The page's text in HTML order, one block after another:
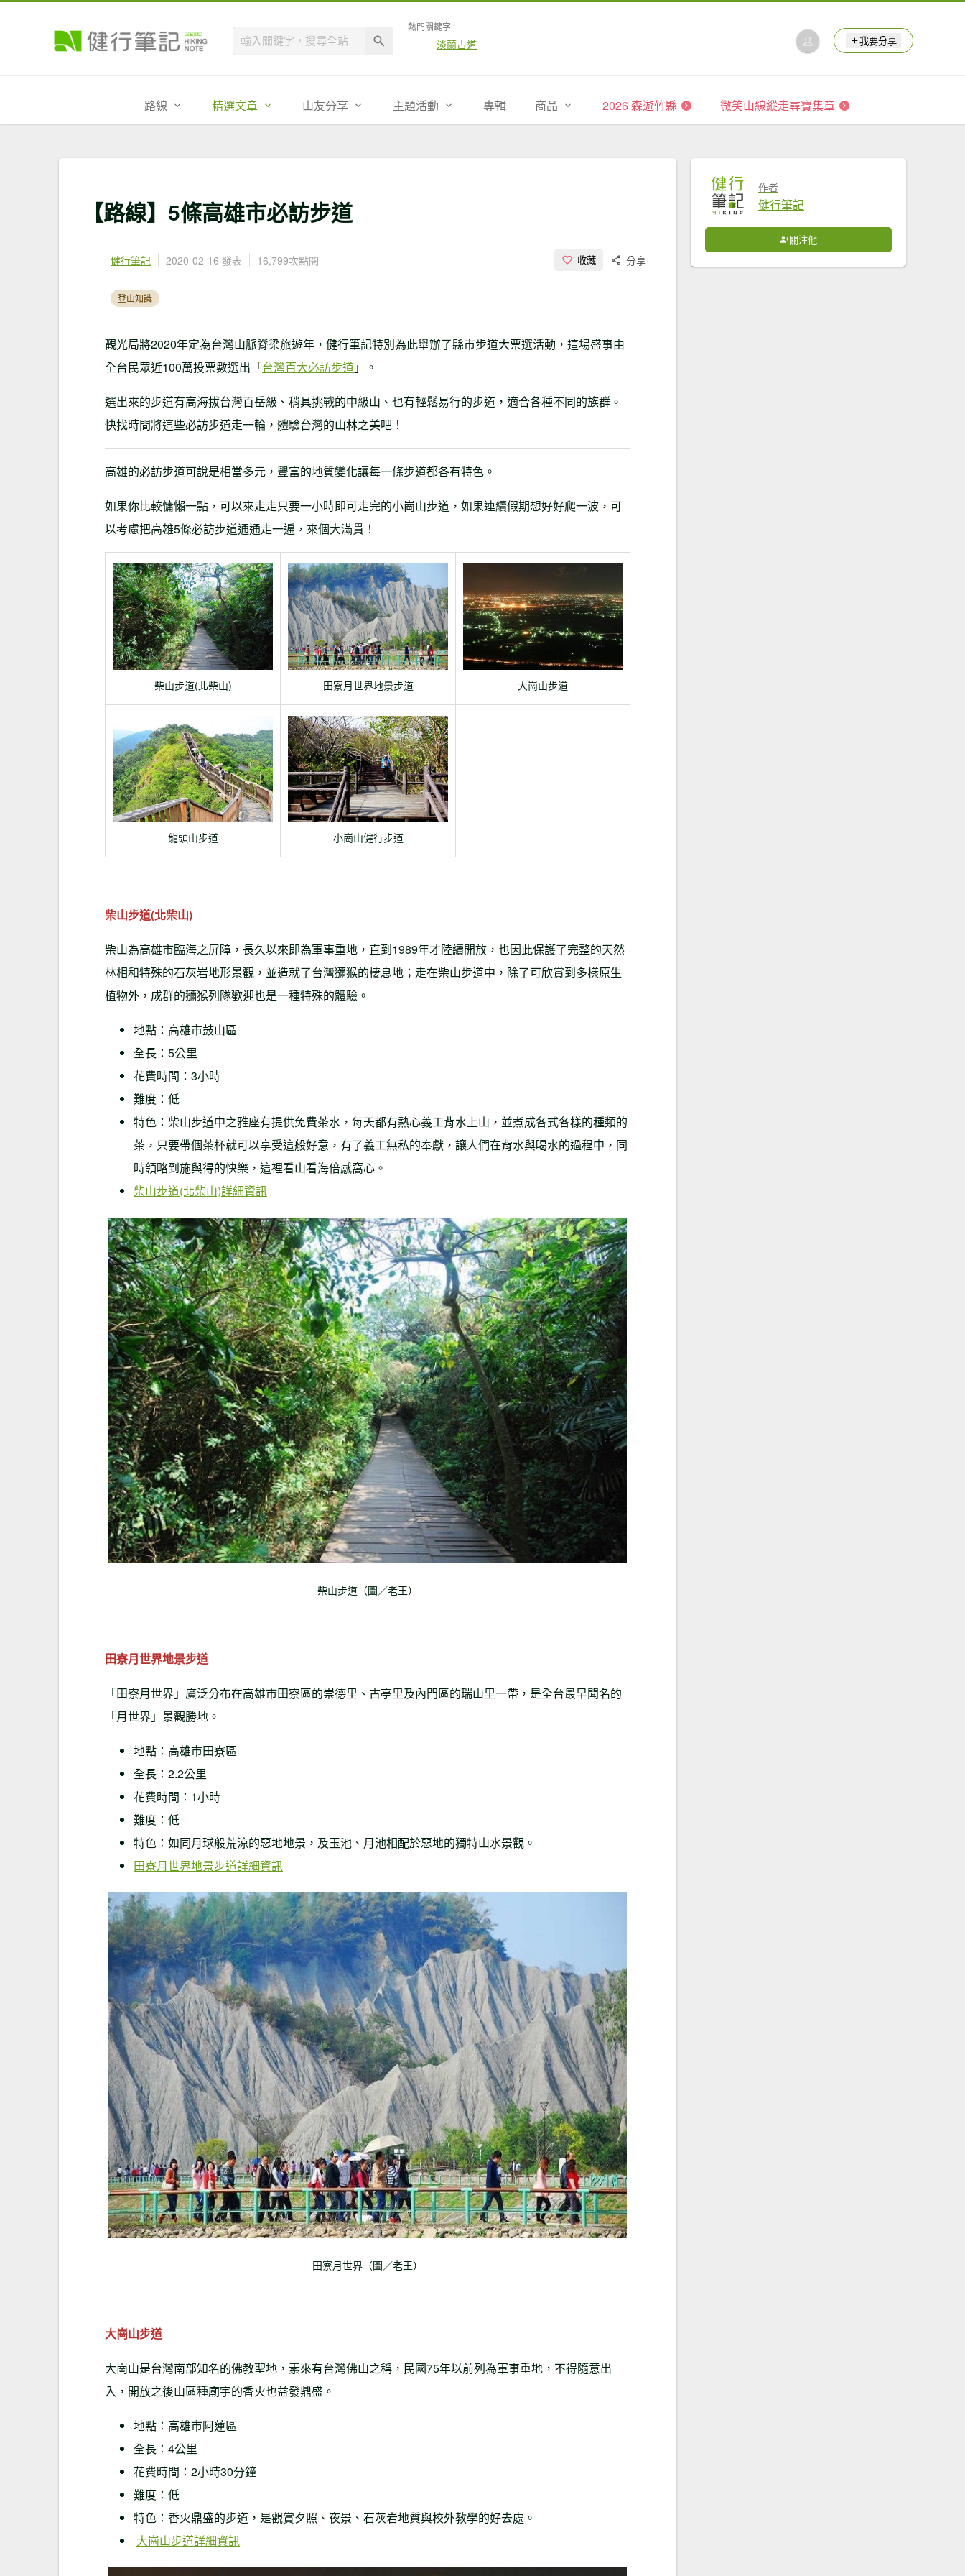
熱門關鍵字
淡蘭古道 我要分享
路線 精選文章 山友分享 主題活動 專輯 商品 2026 森遊竹縣 微笑山線縱走尋寶集章
【路線】5條高雄市必訪步道
健行筆記 2020-02-16 發表 16,799次點閱 收藏 分享
登山知識
觀光局將2020年定為台灣山脈脊梁旅遊年，健行筆記特別為此舉辦了縣市步道大票選活動，這場盛事由
全台民眾近100萬投票數選出「台灣百大必訪步道」。
選出來的步道有高海拔台灣百岳級、稍具挑戰的中級山、也有輕鬆易行的步道，適合各種不同的族群。
快找時間將這些必訪步道走一輪，體驗台灣的山林之美吧！
高雄的必訪步道可說是相當多元，豐富的地質變化讓每一條步道都各有特色。
如果你比較慵懶一點，可以來走走只要一小時即可走完的小崗山步道，如果連續假期想好好爬一波，可
以考慮把高雄5條必訪步道通通走一遍，來個大滿貫！
柴山步道(北柴山) 田寮月世界地景步道 大崗山步道
龍頭山步道 小崗山健行步道
柴山步道(北柴山)
柴山為高雄市臨海之屏障，長久以來即為軍事重地，直到1989年才陸續開放，也因此保護了完整的天然
林相和特殊的石灰岩地形景觀，並造就了台灣獼猴的棲息地；走在柴山步道中，除了可欣賞到多樣原生
植物外，成群的獼猴列隊歡迎也是一種特殊的體驗。
地點：高雄市鼓山區
全長：5公里
花費時間：3小時
難度：低
特色：柴山步道中之雅座有提供免費茶水，每天都有熱心義工背水上山，並煮成各式各樣的種類的
茶，只要帶個茶杯就可以享受這般好意，有了義工無私的奉獻，讓人們在背水與喝水的過程中，同
時領略到施與得的快樂，這裡看山看海倍感窩心。
柴山步道(北柴山)詳細資訊
柴山步道（圖／老王）
田寮月世界地景步道
「田寮月世界」廣泛分布在高雄市田寮區的崇德里、古亭里及內門區的瑞山里一帶，是全台最早聞名的
「月世界」景觀勝地。
地點：高雄市田寮區
全長：2.2公里
花費時間：1小時
難度：低
特色：如同月球般荒涼的惡地地景，及玉池、月池相配於惡地的獨特山水景觀。
田寮月世界地景步道詳細資訊
田寮月世界（圖／老王）
大崗山步道
大崗山是台灣南部知名的佛教聖地，素來有台灣佛山之稱，民國75年以前列為軍事重地，不得隨意出
入，開放之後山區種廟宇的香火也益發鼎盛。
地點：高雄市阿蓮區
全長：4公里
花費時間：2小時30分鐘
難度：低
特色：香火鼎盛的步道，是觀賞夕照、夜景、石灰岩地質與校外教學的好去處。
大崗山步道詳細資訊
作者
健行筆記
關注他